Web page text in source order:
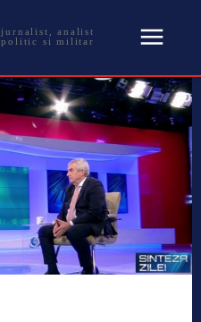
jurnalist, analist
politic si militar